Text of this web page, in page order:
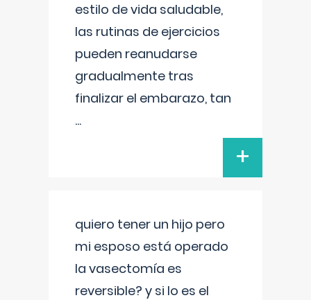
estilo de vida saludable,
las rutinas de ejercicios
pueden reanudarse
gradualmente tras
finalizar el embarazo, tan
...
+
quiero tener un hijo pero
mi esposo está operado
la vasectomía es
reversible? y si lo es el